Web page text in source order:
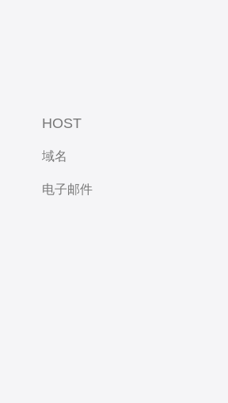
HOST
域名
电子邮件